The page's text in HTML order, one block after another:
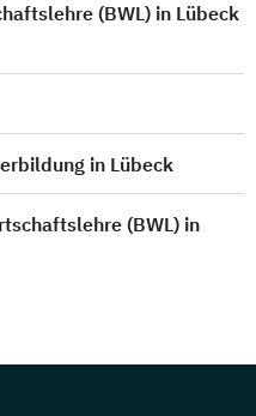
(BWL) in Lübeck
in Lübeck
(BWL) in